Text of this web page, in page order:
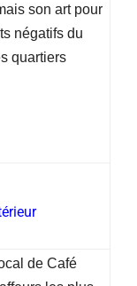
son art pour
négatifs du
quartiers
de Café